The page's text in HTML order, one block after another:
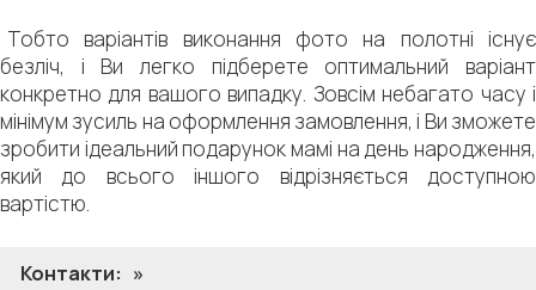
Тобто варіантів виконання фото на полотні існує
безліч, і Ви легко підберете оптимальний варіант
конкретно для вашого випадку. Зовсім небагато часу і
мінімум зусиль на оформлення замовлення, і Ви зможете
зробити ідеальний подарунок мамі на день народження,
який до всього іншого відрізняється доступною
вартістю.
Контакти: »